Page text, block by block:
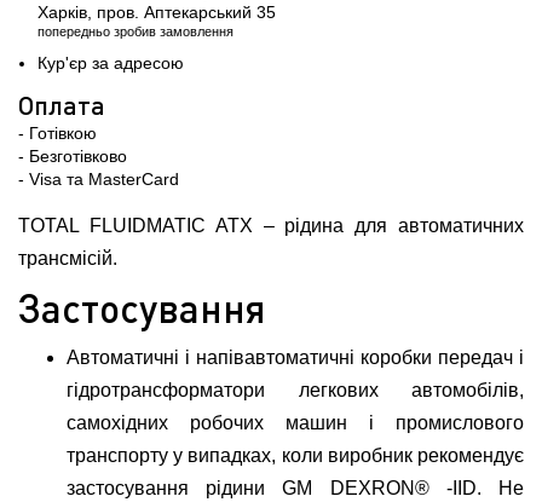
Харків, пров. Аптекарський 35
попередньо зробив замовлення
Кур'єр за адресою
Оплата
- Готівкою
- Безготівково
- Visa та MasterCard
TOTAL FLUIDMATIC ATX – рідина для автоматичних
трансмісій.
Застосування
Автоматичні і напівавтоматичні коробки передач і
гідротрансформатори легкових автомобілів,
самохідних робочих машин і промислового
транспорту у випадках, коли виробник рекомендує
застосування рідини GM DEXRON® -IID. Не